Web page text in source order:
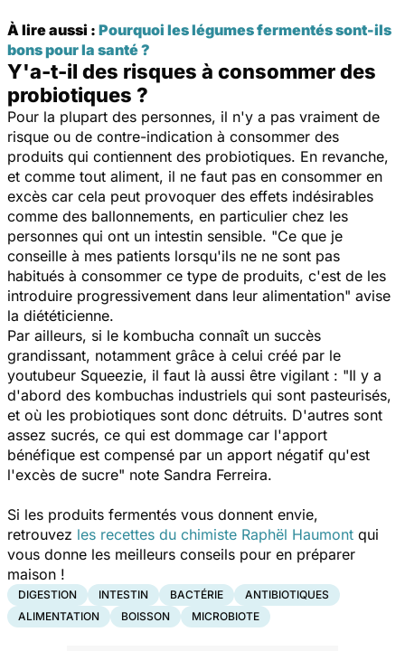
À lire aussi : Pourquoi les légumes fermentés sont-ils
bons pour la santé ?
Y'a-t-il des risques à consommer des
probiotiques ?
Pour la plupart des personnes, il n'y a pas vraiment de
risque ou de contre-indication à consommer des
produits qui contiennent des probiotiques. En revanche,
et comme tout aliment, il ne faut pas en consommer en
excès car cela peut provoquer des effets indésirables
comme des ballonnements, en particulier chez les
personnes qui ont un intestin sensible. "Ce que je
conseille à mes patients lorsqu'ils ne ne sont pas
habitués à consommer ce type de produits, c'est de les
introduire progressivement dans leur alimentation" avise
la diététicienne.
Par ailleurs, si le kombucha connaît un succès
grandissant, notamment grâce à celui créé par le
youtubeur Squeezie, il faut là aussi être vigilant : "Il y a
d'abord des kombuchas industriels qui sont pasteurisés,
et où les probiotiques sont donc détruits. D'autres sont
assez sucrés, ce qui est dommage car l'apport
bénéfique est compensé par un apport négatif qu'est
l'excès de sucre" note Sandra Ferreira.
Si les produits fermentés vous donnent envie,
retrouvez les recettes du chimiste Raphël Haumont qui
vous donne les meilleurs conseils pour en préparer
maison !
DIGESTION INTESTIN BACTÉRIE
ANTIBIOTIQUES
ALIMENTATION
BOISSON MICROBIOTE